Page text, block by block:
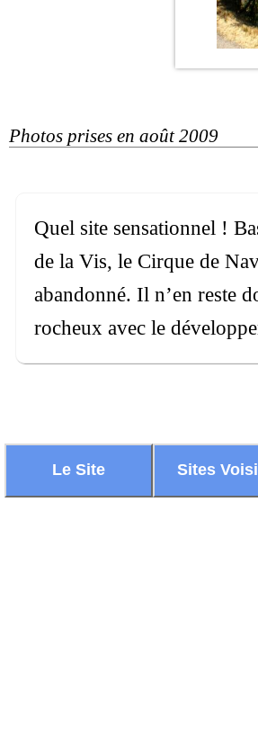
Photos prises en août 2009
Quel site sensationnel !
de la Vis, le Cirque de
abandonné. Il n’en reste
rocheux avec le
Le Site Sites